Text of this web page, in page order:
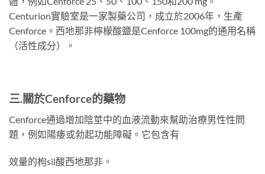
Centurion實驗室是一家製藥公司，成立於2006年，生產
Cenforce。西地那非檸檬酸鹽是Cenforce 100mg的通用名稱
（活性成分）。
三.關於Cenforce的藥物
Cenforce通過增加陰莖中的血液流動來幫助治療男性性問
題，例如陽痿或勃起功能障礙。它包含有
效量的枸sil酸西地那非。